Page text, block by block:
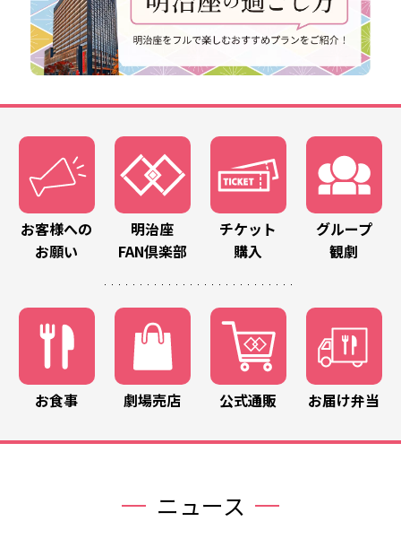
お客様への
お願い
明治座
FAN倶楽部
チケット
購入
グループ
観劇
お食事 劇場売店 公式通販 お届け弁当
ニュース